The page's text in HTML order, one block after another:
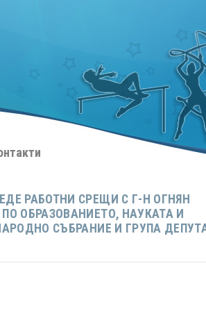
РАБОТНИ СРЕЩИ С Г-Н ОГНЯН
ОБРАЗОВАНИЕТО, НАУКАТА И
СЪБРАНИЕ И ГРУПА